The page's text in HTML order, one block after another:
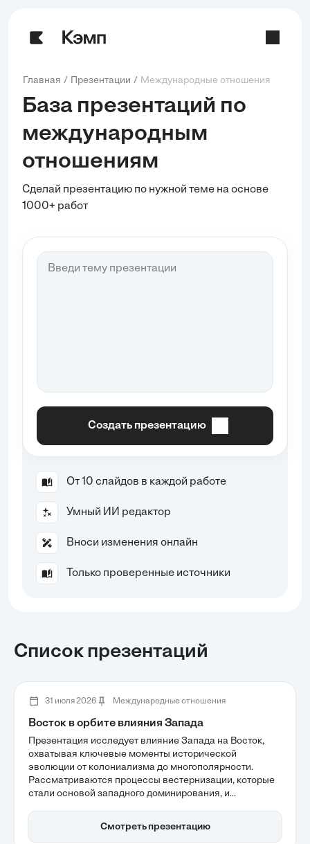
Главная Презентации Международные отношения
База презентаций по
международным
отношениям
Сделай презентацию по нужной теме на основе
1000+ работ
Создать презентацию
От 10 слайдов в каждой работе
Умный ИИ редактор
Вноси изменения онлайн
Только проверенные источники
Список презентаций
31 июля 2026 Международные отношения
Восток в орбите влияния Запада
Презентация исследует влияние Запада на Восток,
охватывая ключевые моменты исторической
эволюции от колониализма до многополярности.
Рассматриваются процессы вестернизации, которые
стали основой западного доминирования, и
стратегической автономии. В условиях глобальной
культурной гибридности и демографических
Смотреть презентацию